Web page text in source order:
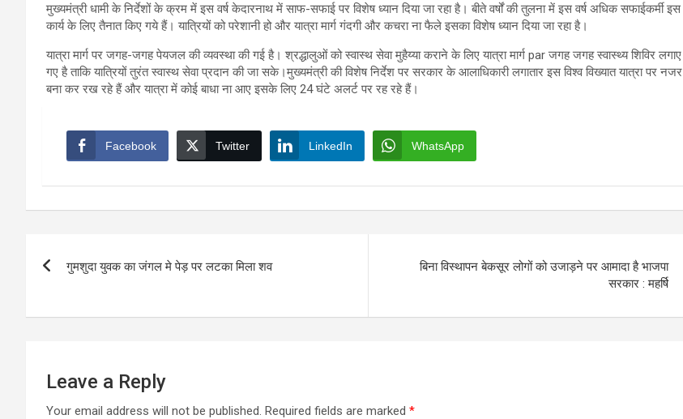
मुख्यमंत्री धामी के निर्देशों के क्रम में इस वर्ष केदारनाथ में साफ-सफाई पर विशेष ध्यान दिया जा रहा है। बीते वर्षों की तुलना में इस वर्ष अधिक सफाईकर्मी इस
कार्य के लिए तैनात किए गये हैं। यात्रियों को परेशानी हो और यात्रा मार्ग गंदगी और कचरा ना फैले इसका विशेष ध्यान दिया जा रहा है।
यात्रा मार्ग पर जगह-जगह पेयजल की व्यवस्था की गई है। श्रद्धालुओं को स्वास्थ सेवा मुहैय्या कराने के लिए यात्रा मार्ग par जगह जगह स्वास्थ्य शिविर लगाए
गए है ताकि यात्रियों तुरंत स्वास्थ सेवा प्रदान की जा सके।मुख्यमंत्री की विशेष निर्देश पर सरकार के आलाधिकारी लगातार इस विश्व विख्यात यात्रा पर नजर
बना कर रख रहे हैं और यात्रा में कोई बाधा ना आए इसके लिए 24 घंटे अलर्ट पर रह रहे हैं।
Facebook Twitter LinkedIn WhatsApp
navigation
गुमशुदा युवक का जंगल मे पेड़ पर लटका मिला शव
बिना विस्थापन बेकसूर लोगों को उजाड़ने पर आमादा है भाजपा
सरकार : महर्षि
Leave a Reply
Your email address will not be published. Required fields are marked *